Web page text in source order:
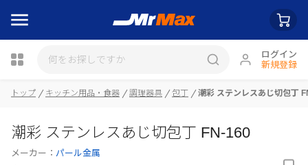
ログイン
新規登録
瓶詰
トップ キッチン用品・食器 調理器具 包丁 潮彩 ステンレスあじ切包丁
潮彩 ステンレスあじ切包丁 FN-160
メーカー： パール金属